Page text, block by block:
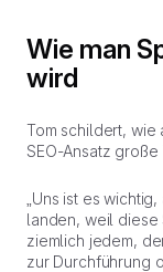
Wie man
wird
Tom schildert, wie
SEO-Ansatz
„Uns ist es
landen, weil diese
ziemlich jedem,
zur Durchführung